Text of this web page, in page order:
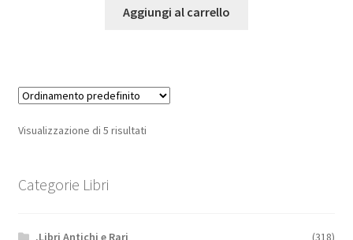
Aggiungi al carrello
Visualizzazione di 5 risultati
Categorie Libri
.Libri Antichi e Rari
(318)